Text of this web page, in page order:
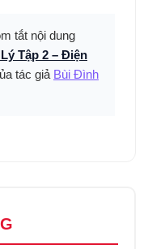
tắt nội dung
Tập 2 – Điện
tác giả Bùi Đình